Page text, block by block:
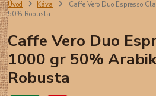
Úvod Káva
Caffe Vero Duo Espresso
50% Robusta
Caffe Vero Duo
1000 gr 50%
Robusta